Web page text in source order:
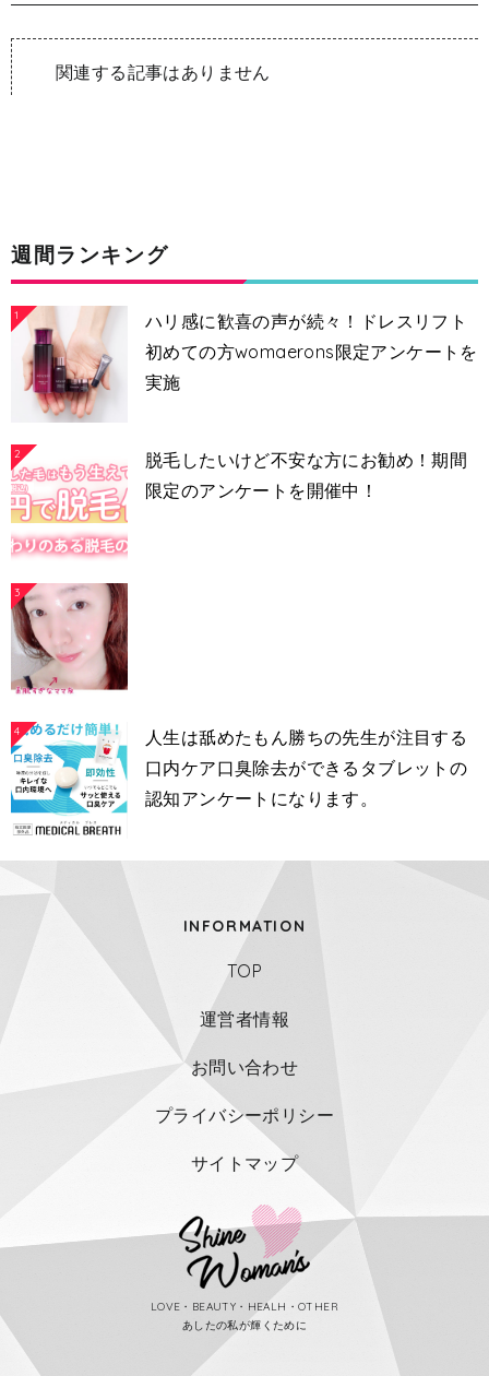
関連する記事はありません
週間ランキング
1
ハリ感に歓喜の声が続々！ドレスリフト
初めての方womaerons限定アンケートを
実施
2
脱毛したいけど不安な方にお勧め！期間
限定のアンケートを開催中！
3
4
人生は舐めたもん勝ちの先生が注目する
口内ケア口臭除去ができるタブレットの
認知アンケートになります。
INFORMATION
TOP
運営者情報
お問い合わせ
プライバシーポリシー
サイトマップ
LOVE・BEAUTY・HEALH・OTHER
あしたの私が輝くために